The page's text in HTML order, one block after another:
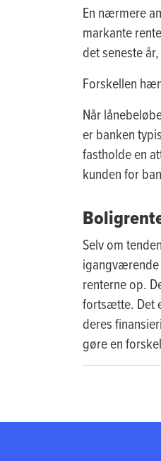
En nærmere
markante
det seneste
Forskellen
Når
er banken
fastholde en
kunden for
Selv om
igangværende
renterne op.
fortsætte. Det
deres
gøre en